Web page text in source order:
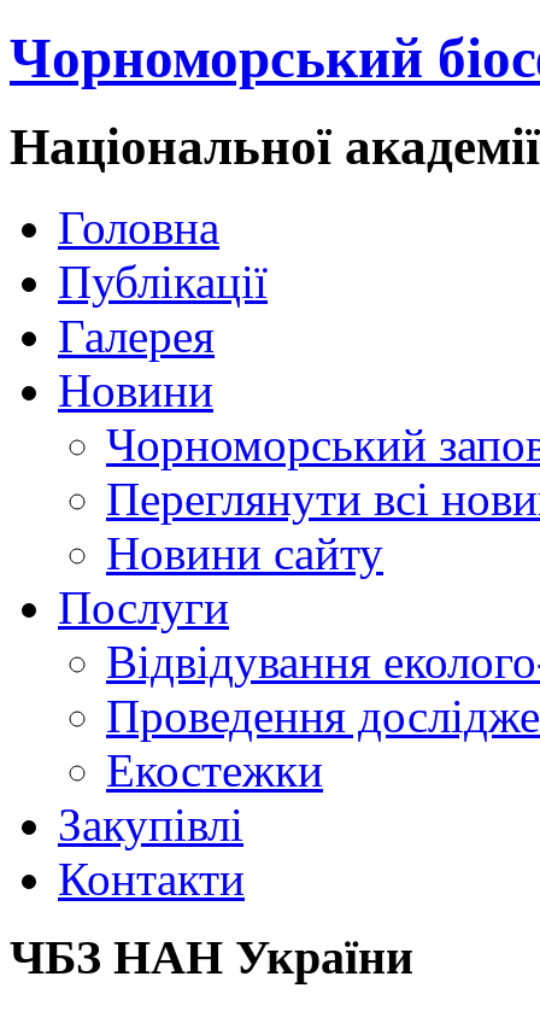
Чорноморський
Національної
Головна
Публікації
Галерея
Новини
Чорноморський
Переглянути всі
Новини сайту
Послуги
Відвідування
Проведення
Екостежки
Закупівлі
Контакти
ЧБЗ НАН України